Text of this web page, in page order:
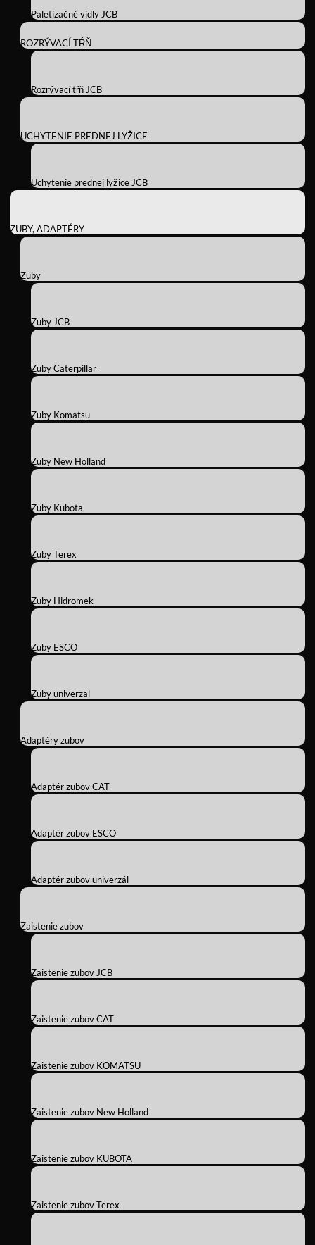
Paletizačné vidly JCB
ROZRÝVACÍ TŔŇ
Rozrývací tŕň JCB
UCHYTENIE PREDNEJ LYŽICE
Uchytenie prednej lyžice JCB
ZUBY, ADAPTÉRY
Zuby
Zuby JCB
Zuby Caterpillar
Zuby Komatsu
Zuby New Holland
Zuby Kubota
Zuby Terex
Zuby Hidromek
Zuby ESCO
Zuby univerzal
Adaptéry zubov
Adaptér zubov CAT
Adaptér zubov ESCO
Adaptér zubov univerzál
Zaistenie zubov
Zaistenie zubov JCB
Zaistenie zubov CAT
Zaistenie zubov KOMATSU
Zaistenie zubov New Holland
Zaistenie zubov KUBOTA
Zaistenie zubov Terex